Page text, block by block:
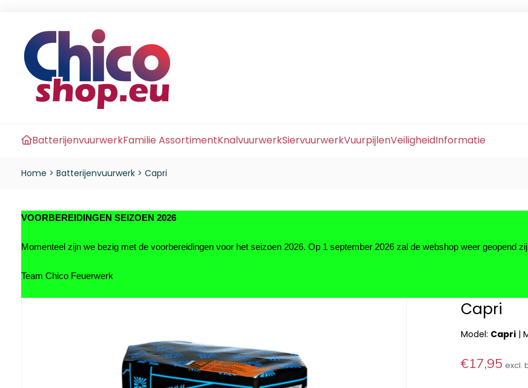
BatterijenvuurwerkFamilie AssortimentKnalvuurwerkSiervuurwerkVuurpijlenVeiligheidInformatie
Home > Batterijenvuurwerk > Capri
VOORBEREIDINGEN SEIZOEN 2026
Momenteel zijn we bezig met de voorbereidingen voor het seizoen 2026. Op 1 september 2026 zal de webshop weer geopend
Team Chico Feuerwerk
Capri
Model: Capri |
€17,95 excl.